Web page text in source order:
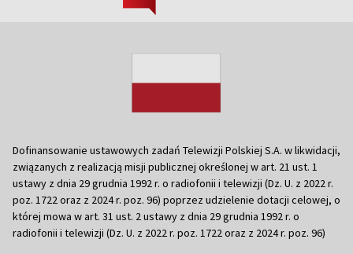
Dofinansowanie ustawowych zadań Telewizji Polskiej S.A. w likwidacji,
związanych z realizacją misji publicznej określonej w art. 21 ust. 1
ustawy z dnia 29 grudnia 1992 r. o radiofonii i telewizji (Dz. U. z 2022 r.
poz. 1722 oraz z 2024 r. poz. 96) poprzez udzielenie dotacji celowej, o
której mowa w art. 31 ust. 2 ustawy z dnia 29 grudnia 1992 r. o
radiofonii i telewizji (Dz. U. z 2022 r. poz. 1722 oraz z 2024 r. poz. 96)